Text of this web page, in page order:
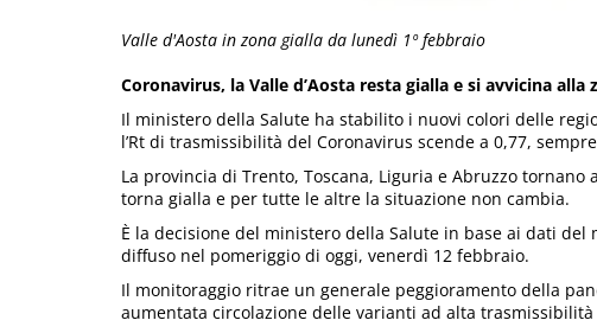
Valle d'Aosta in zona gialla da lunedì 1º febbraio
Coronavirus, la Valle d’Aosta resta gialla e si avvicina alla
Il ministero della Salute ha stabilito i nuovi colori delle
l’Rt di trasmissibilità del Coronavirus scende a 0,77,
La provincia di Trento, Toscana, Liguria e Abruzzo tornano
torna gialla e per tutte le altre la situazione non cambia.
È la decisione del ministero della Salute in base ai dati
diffuso nel pomeriggio di oggi, venerdì 12 febbraio.
Il monitoraggio ritrae un generale peggioramento della
aumentata circolazione delle varianti ad alta trasmissibilità